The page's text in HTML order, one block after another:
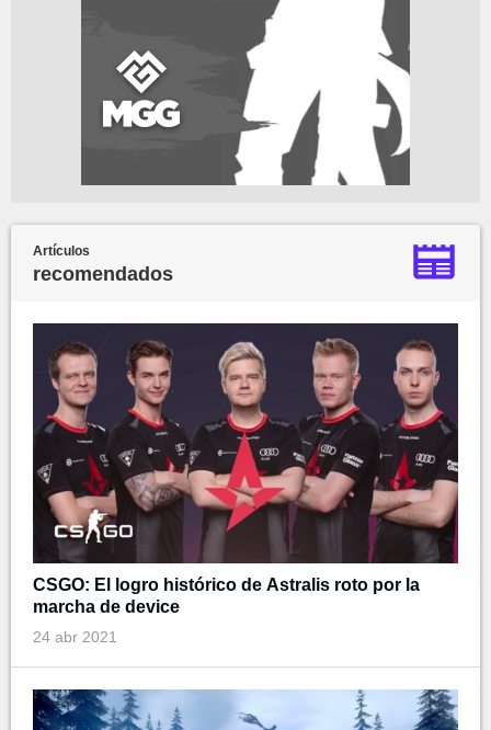
Artículos
recomendados
CSGO: El logro histórico de Astralis roto por la
marcha de device
24 abr 2021